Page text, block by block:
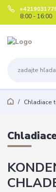
8:00 - 16:00
Chladiace